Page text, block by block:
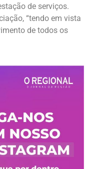
de serviços.
“tendo em vista
de todos os